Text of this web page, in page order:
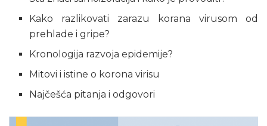
Kako razlikovati zarazu korana virusom od
prehlade i gripe?
Kronologija razvoja epidemije?
Mitovi i istine o korona virisu
Najčešća pitanja i odgovori